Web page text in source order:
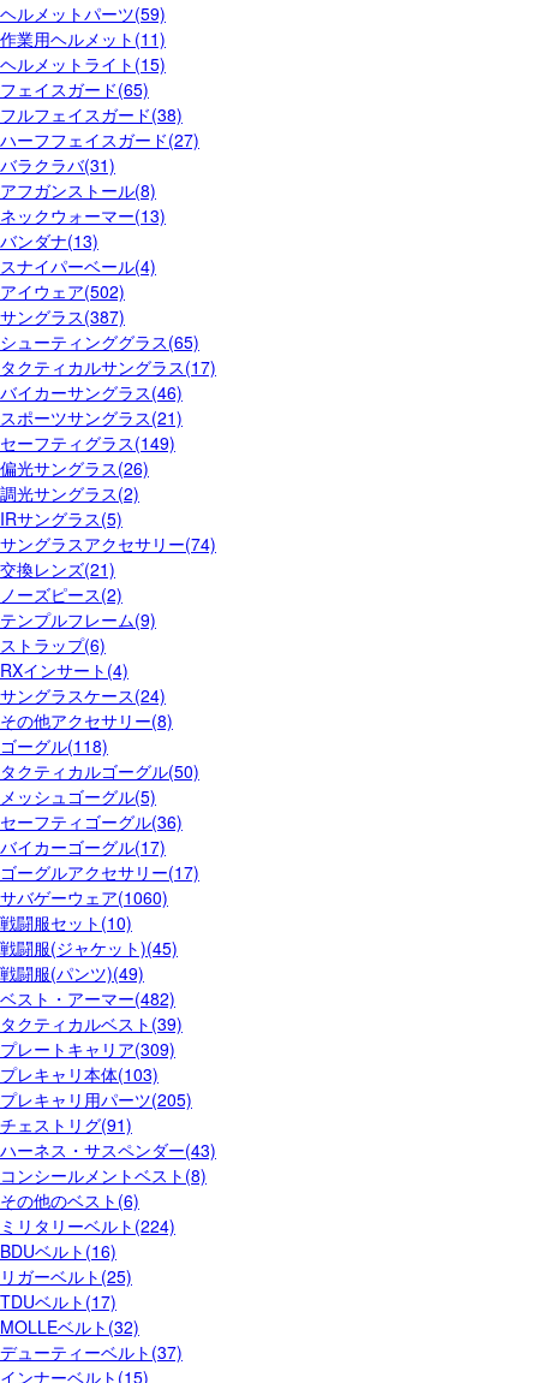
ヘルメットパーツ(59)
作業用ヘルメット(11)
ヘルメットライト(15)
フェイスガード(65)
フルフェイスガード(38)
ハーフフェイスガード(27)
バラクラバ(31)
アフガンストール(8)
ネックウォーマー(13)
バンダナ(13)
スナイパーベール(4)
アイウェア(502)
サングラス(387)
シューティンググラス(65)
タクティカルサングラス(17)
バイカーサングラス(46)
スポーツサングラス(21)
セーフティグラス(149)
偏光サングラス(26)
調光サングラス(2)
IRサングラス(5)
サングラスアクセサリー(74)
交換レンズ(21)
ノーズピース(2)
テンプルフレーム(9)
ストラップ(6)
RXインサート(4)
サングラスケース(24)
その他アクセサリー(8)
ゴーグル(118)
タクティカルゴーグル(50)
メッシュゴーグル(5)
セーフティゴーグル(36)
バイカーゴーグル(17)
ゴーグルアクセサリー(17)
サバゲーウェア(1060)
戦闘服セット(10)
戦闘服(ジャケット)(45)
戦闘服(パンツ)(49)
ベスト・アーマー(482)
タクティカルベスト(39)
プレートキャリア(309)
プレキャリ本体(103)
プレキャリ用パーツ(205)
チェストリグ(91)
ハーネス・サスペンダー(43)
コンシールメントベスト(8)
その他のベスト(6)
ミリタリーベルト(224)
BDUベルト(16)
リガーベルト(25)
TDUベルト(17)
MOLLEベルト(32)
デューティーベルト(37)
インナーベルト(15)